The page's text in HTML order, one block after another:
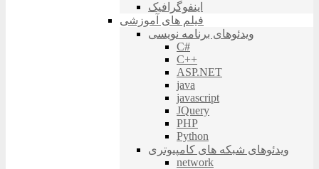
اینفوگرافیک
فیلم های آموزشی
ویدئوهای برنامه نویسی
C#
C++
ASP.NET
java
javascript
JQuery
PHP
Python
ویدئوهای شبکه های کامپیوتری
network